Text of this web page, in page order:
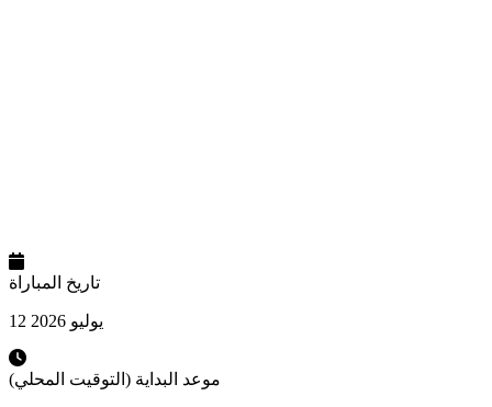
تاريخ المباراة
12 يوليو 2026
موعد البداية (التوقيت المحلي)